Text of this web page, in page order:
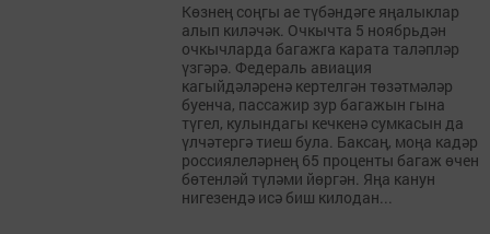
Көзнең соңгы ае түбәндәге яңалыклар
алып киләчәк. Очкычта 5 ноябрьдән
очкычларда багажга карата таләпләр
үзгәрә. Федераль авиация
кагыйдәләренә кертелгән төзәтмәләр
буенча, пассажир зур багажын гына
түгел, кулындагы кечкенә сумкасын да
үлчәтергә тиеш була. Баксаң, моңа кадәр
россиялеләрнең 65 проценты багаж өчен
бөтенләй түләми йөргән. Яңа канун
нигезендә исә биш килодан...